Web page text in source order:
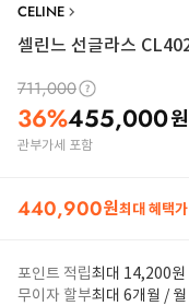
CELINE
셀린느 선글라스
711,000
36%455,000원
관부가세 포함
440,900원최대 혜택가
포인트 적립최대 14,200원
무이자 할부최대 6개월 /